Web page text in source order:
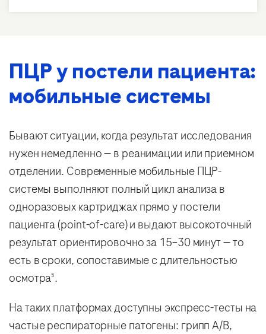
ПЦР у постели пациента:
мобильные системы
Бывают ситуации, когда результат исследования
нужен немедленно — в реанимации или приемном
отделении. Современные мобильные ПЦР-
системы выполняют полный цикл анализа в
одноразовых картриджах прямо у постели
пациента (point-of-care) и выдают высокоточный
результат ориентировочно за 15–30 минут — то
есть в сроки, сопоставимые с длительностью
осмотра5.
На таких платформах доступны экспресс-тесты на
частые респираторные патогены: грипп A/B,